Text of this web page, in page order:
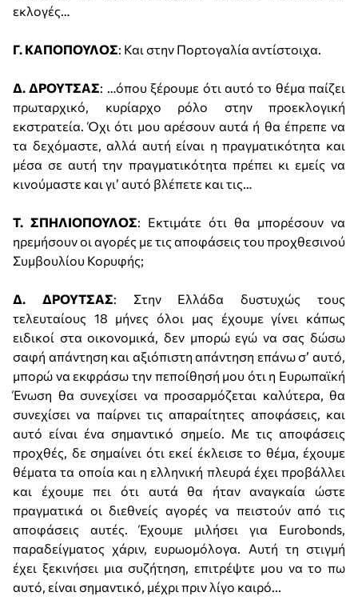
εκλογές…
Γ. ΚΑΠΟΠΟΥΛΟΣ: Και στην Πορτογαλία αντίστοιχα.
Δ. ΔΡΟΥΤΣΑΣ: …όπου ξέρουμε ότι αυτό το θέμα παίζει
πρωταρχικό, κυρίαρχο ρόλο στην προεκλογική
εκστρατεία. Όχι ότι μου αρέσουν αυτά ή θα έπρεπε να
τα δεχόμαστε, αλλά αυτή είναι η πραγματικότητα και
μέσα σε αυτή την πραγματικότητα πρέπει κι εμείς να
κινούμαστε και γι’ αυτό βλέπετε και τις…
Τ. ΣΠΗΛΙΟΠΟΥΛΟΣ: Εκτιμάτε ότι θα μπορέσουν να
ηρεμήσουν οι αγορές με τις αποφάσεις του προχθεσινού
Συμβουλίου Κορυφής;
Δ. ΔΡΟΥΤΣΑΣ: Στην Ελλάδα δυστυχώς τους
τελευταίους 18 μήνες όλοι μας έχουμε γίνει κάπως
ειδικοί στα οικονομικά, δεν μπορώ εγώ να σας δώσω
σαφή απάντηση και αξιόπιστη απάντηση επάνω σ’ αυτό,
μπορώ να εκφράσω την πεποίθησή μου ότι η Ευρωπαϊκή
Ένωση θα συνεχίσει να προσαρμόζεται καλύτερα, θα
συνεχίσει να παίρνει τις απαραίτητες αποφάσεις, και
αυτό είναι ένα σημαντικό σημείο. Με τις αποφάσεις
προχθές, δε σημαίνει ότι εκεί έκλεισε το θέμα, έχουμε
θέματα τα οποία και η ελληνική πλευρά έχει προβάλλει
και έχουμε πει ότι αυτά θα ήταν αναγκαία ώστε
πραγματικά οι διεθνείς αγορές να πειστούν από τις
αποφάσεις αυτές. Έχουμε μιλήσει για Eurobonds,
παραδείγματος χάριν, ευρωομόλογα. Αυτή τη στιγμή
έχει ξεκινήσει μια συζήτηση, επιτρέψτε μου να το πω
αυτό, είναι σημαντικό, μέχρι πριν λίγο καιρό...